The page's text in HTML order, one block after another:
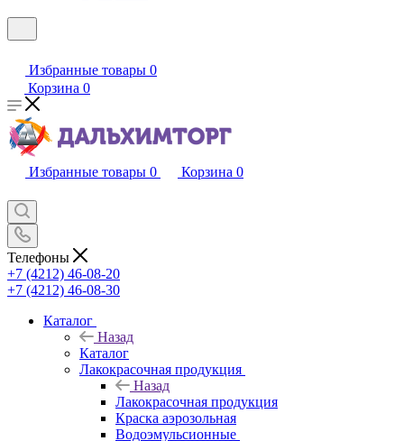
Избранные товары 0
Корзина 0
Избранные товары 0 Корзина 0
Телефоны
+7 (4212) 46-08-20
+7 (4212) 46-08-30
Каталог
Назад
Каталог
Лакокрасочная продукция
Назад
Лакокрасочная продукция
Краска аэрозольная
Водоэмульсионные